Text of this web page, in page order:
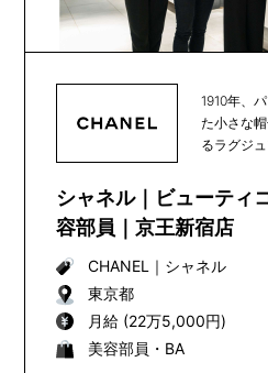
1910年、
た小さな
るラグジ
シャネル｜ビューティ
容部員｜京王新宿店
CHANEL ｜ シャネル
東京都
月給 (22万5,000円)
美容部員・BA